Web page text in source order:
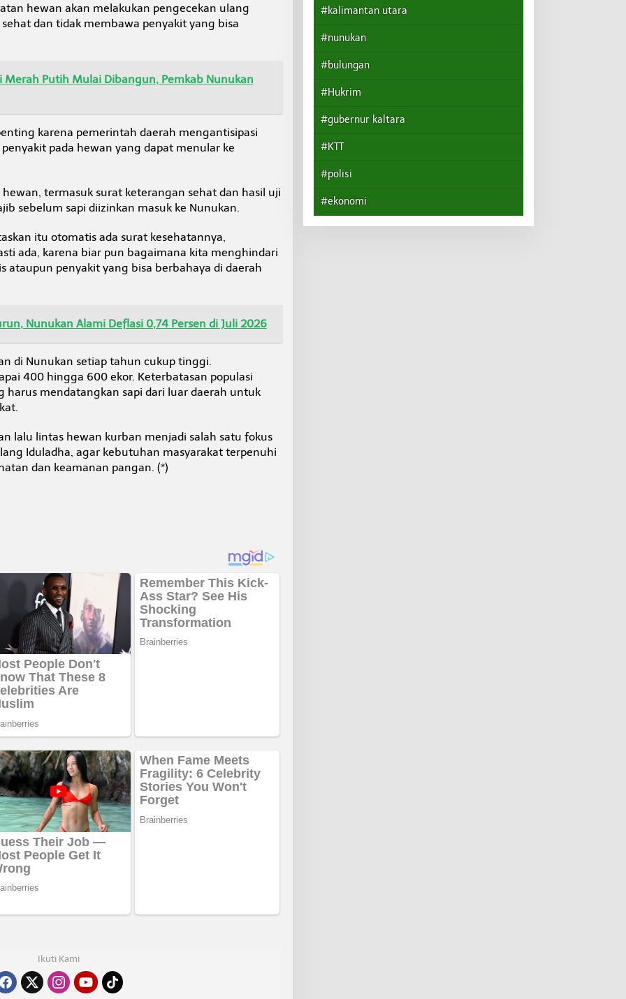
hewan akan melakukan pengecekan ulang
dan tidak membawa penyakit yang bisa
Merah Putih Mulai Dibangun, Pemkab Nunukan
karena pemerintah daerah mengantisipasi
pada hewan yang dapat menular ke
termasuk surat keterangan sehat dan hasil uji
sebelum sapi diizinkan masuk ke Nunukan.
itu otomatis ada surat kesehatannya,
ada, karena biar pun bagaimana kita menghindari
ataupun penyakit yang bisa berbahaya di daerah
Nunukan Alami Deflasi 0,74 Persen di Juli 2026
di Nunukan setiap tahun cukup tinggi.
400 hingga 600 ekor. Keterbatasan populasi
harus mendatangkan sapi dari luar daerah untuk
lalu lintas hewan kurban menjadi salah satu fokus
Iduladha, agar kebutuhan masyarakat terpenuhi
dan keamanan pangan. (*)
Ikuti Kami
#kalimantan utara
#nunukan
#bulungan
#Hukrim
#gubernur kaltara
#KTT
#polisi
#ekonomi